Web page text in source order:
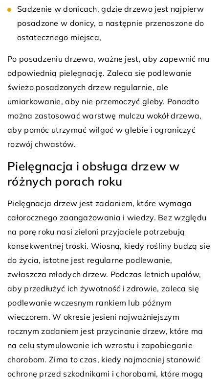
Sadzenie w donicach, gdzie drzewo jest najpierw
posadzone w donicy, a następnie przenoszone do
ostatecznego miejsca,
Po posadzeniu drzewa, ważne jest, aby zapewnić mu
odpowiednią pielęgnację. Zaleca się podlewanie
świeżo posadzonych drzew regularnie, ale
umiarkowanie, aby nie przemoczyć gleby. Ponadto
można zastosować warstwę mulczu wokół drzewa,
aby pomóc utrzymać wilgoć w glebie i ograniczyć
rozwój chwastów.
Pielęgnacja i obsługa drzew w
różnych porach roku
Pielęgnacja drzew jest zadaniem, które wymaga
całorocznego zaangażowania i wiedzy. Bez względu
na porę roku nasi zieloni przyjaciele potrzebują
konsekwentnej troski. Wiosną, kiedy rośliny budzą się
do życia, istotne jest regularne podlewanie,
zwłaszcza młodych drzew. Podczas letnich upałów,
aby przedłużyć ich żywotność i zdrowie, zaleca się
podlewanie wczesnym rankiem lub późnym
wieczorem. W okresie jesieni najważniejszym
rocznym zadaniem jest przycinanie drzew, które ma
na celu stymulowanie ich wzrostu i zapobieganie
chorobom. Zima to czas, kiedy najmocniej stanowić
ochronę przed szkodnikami i chorobami, które mogą